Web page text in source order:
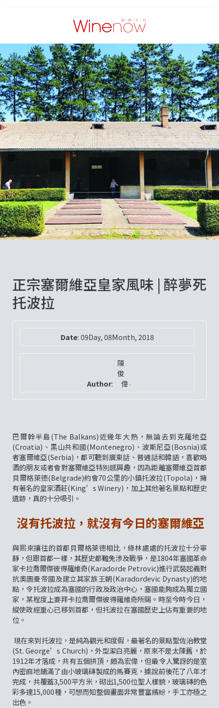
正宗塞爾維亞皇家風味 | 醉夢死
托波拉
Date:09Day, 08Month, 2018
Author:
陳
俊
偉
巴爾幹半島(The Balkans)近幾年大熱，無論去到克羅地亞
(Croatia)、黑山共和國(Montenegro)、波斯尼亞(Bosnia)或
者塞爾維亞(Serbia)，都可聽到廣東話、普通話和韓語，喜歡喝
酒的朋友或者會對塞爾維亞特別感興趣，因為距離塞爾維亞首都
貝爾格萊德(Belgrade)約會70公里的小鎮托波拉(Topola)，擁
有著名的皇家酒莊(King’s Winery)，加上其他著名景點和歷史
遺跡，真的十分吸引。
沒有托波拉，就沒有今日的塞爾維亞
與熙來攘往的首都貝爾格萊德相比，綠林處處的托波拉十分寧
靜，但跟首都一樣，其歷史都難免涉及戰爭，是1804年塞國革命
家卡拉喬爾傑彼得羅維奇(Karadorde Petrovic)進行武裝起義對
抗奧圖曼帝國及建立其家族王朝(Karadordevic Dynasty)的地
點，令托波拉成為塞國的行政及政治中心，塞國能夠成為獨立國
家，某程度上要拜卡拉喬爾傑彼得羅維奇所賜。時至今時今日，
縱使政經重心已移到首都，但托波拉在塞國歷史上佔有重要的地
位。
現在來到托波拉，是純為觀光和度假，最著名的景點聖佐治教堂
(St. George’s Church)，外型潔白亮麗，原來不是太陳舊，於
1912年才落成，共有五個拱頂，頗為宏偉，但最令人驚訝的是室
內密麻地鋪滿了由小玻璃磚製成的馬賽克，據說前後花了八年才
完成，共覆蓋3,500平方米，砌出1,500位聖人樣貌，玻璃磚的色
彩多達15,000種，可想而知整個畫面非常豐富繽紛，手工亦極之
出色。